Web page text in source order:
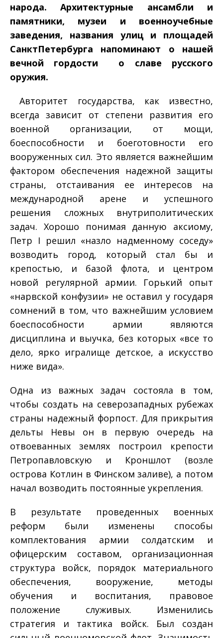
народа. Архитектурные ансамбли и
памятники, музеи и военно­учебные
заведения, названия улиц и площадей
Санкт­Петербурга напоминают о нашей
вечной гордости ­ о славе русского
оружия.
Авторитет государства, как известно,
всегда зависит от степени развития его
военной организации, от мощи,
боеспособности и боеготовности его
вооруженных сил. Это является важнейшим
фактором обеспечения надежной защиты
страны, отстаивания ее интересов на
международной арене и успешного
решения сложных внутриполитических
задач. Хорошо понимая данную аксиому,
Петр I решил «назло надменному соседу»
возводить город, который стал бы и
крепостью, и базой флота, и центром
новой регулярной армии. Горький опыт
«нарвской конфузии» не оставил у государя
сомнений в том, что важнейшим условием
боеспособности армии являются
дисциплина и выучка, без которых «все то
дело, ярко игралище детское, а искусство
ниже вида».
Одна из важных задач состояла в том,
чтобы создать на северо­западных рубежах
страны надежный форпост. Для прикрытия
дельты Невы он в первую очередь на
отвоеванных землях построил крепости
Петропавловскую и Кроншлот (возле
острова Котлин в Финском заливе), а потом
начал возводить постоянные укрепления.
В результате проведенных военных
реформ были изменены способы
комплектования армии солдатским и
офицерским составом, организационная
структура войск, порядок материального
обеспечения, вооружение, методы
обучения и воспитания, правовое
положение служивых. Изменились
стратегия и тактика войск. Был создан